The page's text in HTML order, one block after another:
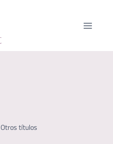
Otros títulos